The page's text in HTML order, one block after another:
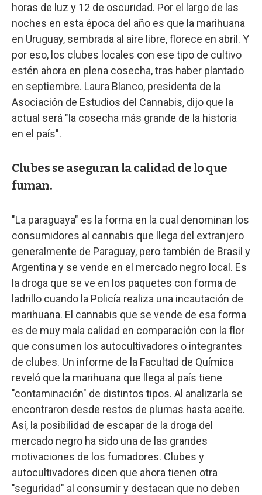
horas de luz y 12 de oscuridad. Por el largo de las
noches en esta época del año es que la marihuana
en Uruguay, sembrada al aire libre, florece en abril. Y
por eso, los clubes locales con ese tipo de cultivo
estén ahora en plena cosecha, tras haber plantado
en septiembre. Laura Blanco, presidenta de la
Asociación de Estudios del Cannabis, dijo que la
actual será "la cosecha más grande de la historia
en el país".
Clubes se aseguran la calidad de lo que
fuman.
"La paraguaya" es la forma en la cual denominan los
consumidores al cannabis que llega del extranjero
generalmente de Paraguay, pero también de Brasil y
Argentina y se vende en el mercado negro local. Es
la droga que se ve en los paquetes con forma de
ladrillo cuando la Policía realiza una incautación de
marihuana. El cannabis que se vende de esa forma
es de muy mala calidad en comparación con la flor
que consumen los autocultivadores o integrantes
de clubes. Un informe de la Facultad de Química
reveló que la marihuana que llega al país tiene
"contaminación" de distintos tipos. Al analizarla se
encontraron desde restos de plumas hasta aceite.
Así, la posibilidad de escapar de la droga del
mercado negro ha sido una de las grandes
motivaciones de los fumadores. Clubes y
autocultivadores dicen que ahora tienen otra
"seguridad" al consumir y destacan que no deben